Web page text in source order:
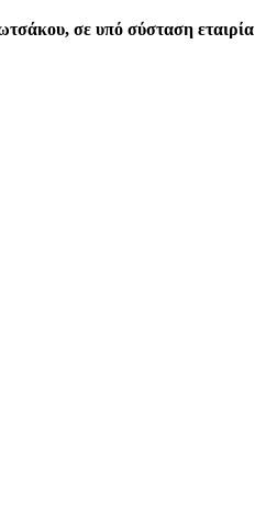
σε υπό σύσταση εταιρία